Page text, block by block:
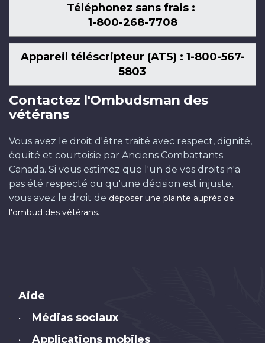
Téléphonez sans frais :
1-800-268-7708
Appareil téléscripteur (ATS) : 1-800-567-
5803
Contactez l'Ombudsman des
vétérans
Vous avez le droit d'être traité avec respect, dignité,
équité et courtoisie par Anciens Combattants
Canada. Si vous estimez que l'un de vos droits n'a
pas été respecté ou qu'une décision est injuste,
vous avez le droit de déposer une plainte auprès de
l'ombud des vétérans.
Brand
Aide
• Médias sociaux
• Applications mobiles